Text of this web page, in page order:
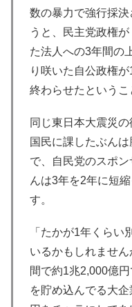
数の暴力で強行採
うと、民主党政権
た法人への3年間の
り咲いた自公政権
終わらせたというこ
同じ東日本大震災の
国民に課したぶん
で、自民党のスポ
んは3年を2年に短
す。
「たかが1年くらい
いるかもしれませ
間で約1兆2,000億
を貯め込んでる大